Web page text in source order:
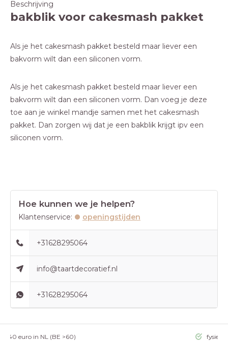
Beschrijving
bakblik voor cakesmash pakket
Als je het cakesmash pakket besteld maar liever een
bakvorm wilt dan een siliconen vorm.
Als je het cakesmash pakket besteld maar liever een
bakvorm wilt dan een siliconen vorm. Dan voeg je deze
toe aan je winkel mandje samen met het cakesmash
pakket. Dan zorgen wij dat je een bakblik krijgt ipv een
siliconen vorm.
Hoe kunnen we je helpen?
Klantenservice: openingstijden
+31628295064
info@taartdecoratief.nl
+31628295064
>40 euro in NL (BE >60) fysieke